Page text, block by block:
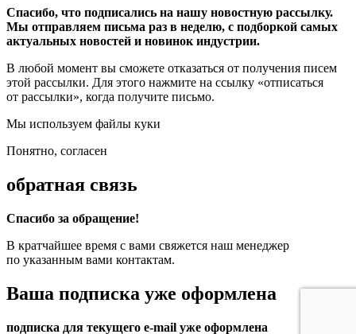
Спасибо, что подписались на нашу новостную рассылку.
Мы отправляем письма раз в неделю, с подборкой самых
актуальных новостей и новинок индустрии.
В любой момент вы сможете отказаться от получения писем
этой рассылки. Для этого нажмите на ссылку «отписаться
от рассылки», когда получите письмо.
Мы используем файлы куки
Понятно, согласен
обратная связь
Спасибо за обращение!
В кратчайшее время с вами свяжется наш менеджер
по указанным вами контактам.
Ваша подписка уже оформлена
подписка для текущего e-mail уже оформлена